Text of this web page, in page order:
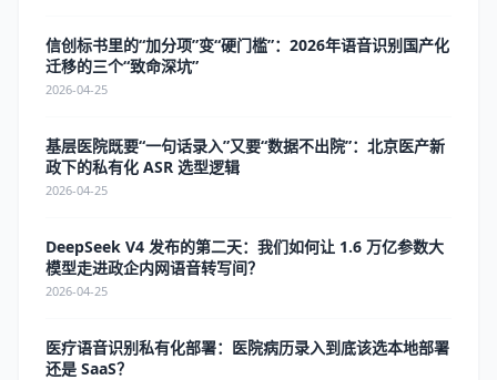
信创标书里的“加分项”变“硬门槛”：2026年语音识别国产化
迁移的三个“致命深坑”
2026-04-25
基层医院既要“一句话录入”又要“数据不出院”：北京医产新
政下的私有化 ASR 选型逻辑
2026-04-25
DeepSeek V4 发布的第二天：我们如何让 1.6 万亿参数大
模型走进政企内网语音转写间？
2026-04-25
医疗语音识别私有化部署：医院病历录入到底该选本地部署
还是 SaaS？